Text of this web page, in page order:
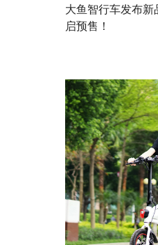
大鱼智行车发布
启预售！